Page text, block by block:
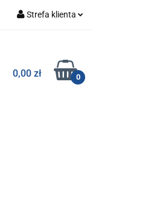
Strefa klienta
Zarejestruj się
Dodaj zgłoszenie
0,00 zł 0